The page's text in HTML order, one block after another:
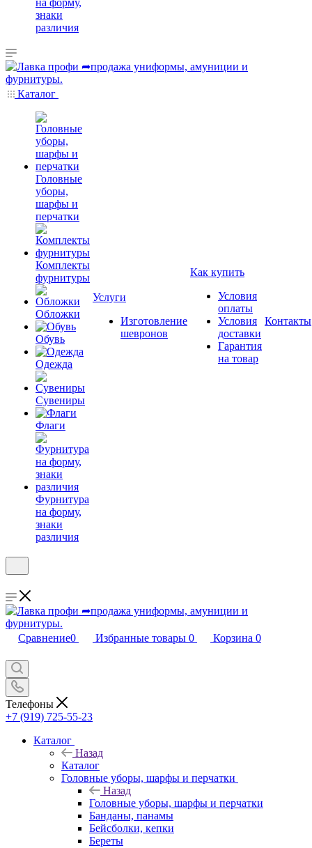
на форму,
знаки
различия
Каталог
Головные
уборы,
шарфы и
перчатки
Комплекты
фурнитуры
Обложки
Обувь
Одежда
Сувениры
Флаги
Фурнитура
на форму,
знаки
различия
Услуги
Изготовление
шевронов
Как купить
Условия
оплаты
Условия
доставки
Гарантия
на товар
Контакты
Сравнение0 Избранные товары 0 Корзина 0
Телефоны
+7 (919) 725-55-23
Каталог
Назад
Каталог
Головные уборы, шарфы и перчатки
Назад
Головные уборы, шарфы и перчатки
Банданы, панамы
Бейсболки, кепки
Береты